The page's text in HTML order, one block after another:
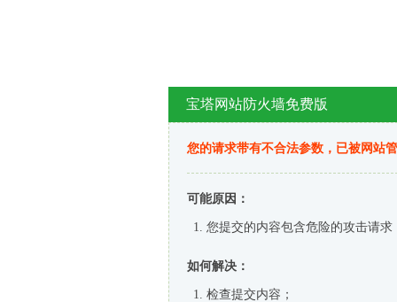
宝塔网站防火墙免费版
您的请求带有不合法参数，已被网站
可能原因：
您提交的内容包含危险的攻击请求
如何解决：
检查提交内容；